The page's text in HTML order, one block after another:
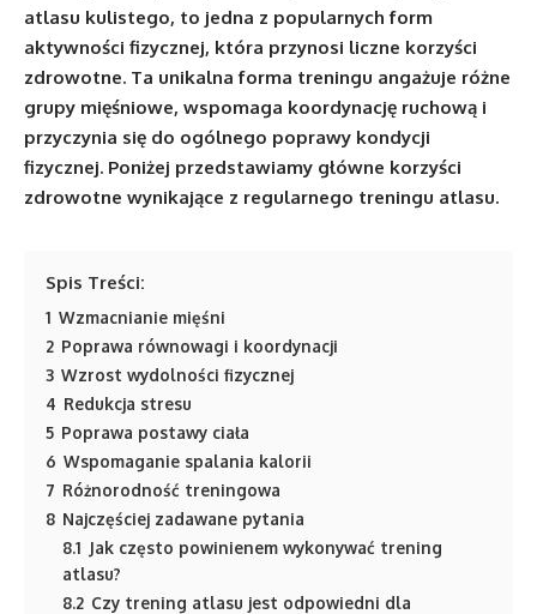
atlasu kulistego, to jedna z popularnych form
aktywności fizycznej, która przynosi liczne korzyści
zdrowotne. Ta unikalna forma treningu angażuje różne
grupy mięśniowe, wspomaga koordynację ruchową i
przyczynia się do ogólnego poprawy kondycji
fizycznej. Poniżej przedstawiamy główne korzyści
zdrowotne wynikające z regularnego treningu atlasu.
Spis Treści:
1 Wzmacnianie mięśni
2 Poprawa równowagi i koordynacji
3 Wzrost wydolności fizycznej
4 Redukcja stresu
5 Poprawa postawy ciała
6 Wspomaganie spalania kalorii
7 Różnorodność treningowa
8 Najczęściej zadawane pytania
8.1 Jak często powinienem wykonywać trening
atlasu?
8.2 Czy trening atlasu jest odpowiedni dla